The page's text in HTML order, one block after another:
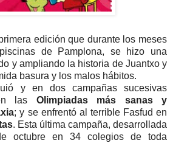
edición que durante los meses
de Pamplona, se hizo una
y ampliando la historia de Juantxo y
basura y los malos hábitos.
y en dos campañas sucesivas
las Olimpiadas más sanas y
; y se enfrentó al terrible Fasfud en
. Esta última campaña, desarrollada
octubre en 34 colegios de toda